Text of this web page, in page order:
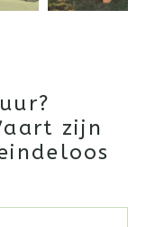
zijn